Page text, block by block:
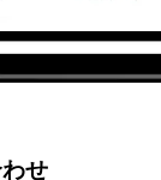
せ